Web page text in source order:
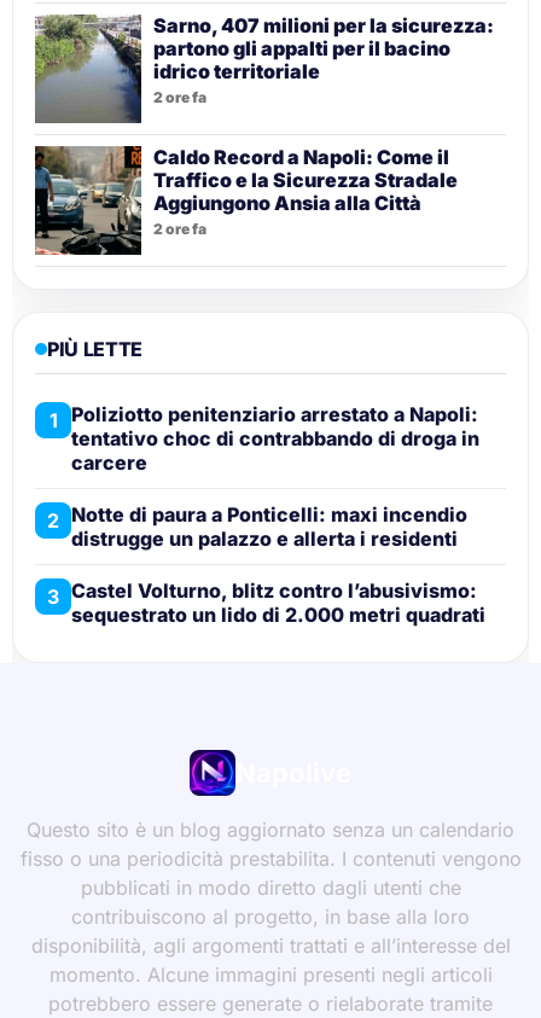
Sarno, 407 milioni per la sicurezza:
partono gli appalti per il bacino
idrico territoriale
2 ore fa
Caldo Record a Napoli: Come il
Traffico e la Sicurezza Stradale
Aggiungono Ansia alla Città
2 ore fa
PIÙ LETTE
1
Poliziotto penitenziario arrestato a Napoli:
tentativo choc di contrabbando di droga in
carcere
2 Notte di paura a Ponticelli: maxi incendio
distrugge un palazzo e allerta i residenti
3 Castel Volturno, blitz contro l’abusivismo:
sequestrato un lido di 2.000 metri quadrati
Questo sito è un blog aggiornato senza un calendario
fisso o una periodicità prestabilita. I contenuti vengono
pubblicati in modo diretto dagli utenti che
contribuiscono al progetto, in base alla loro
disponibilità, agli argomenti trattati e all’interesse del
momento. Alcune immagini presenti negli articoli
potrebbero essere generate o rielaborate tramite